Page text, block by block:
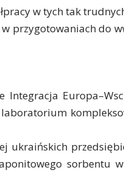
w tych tak
przygotowaniach do
ukraińskich
sorbentu